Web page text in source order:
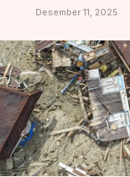
Desember 11, 2025